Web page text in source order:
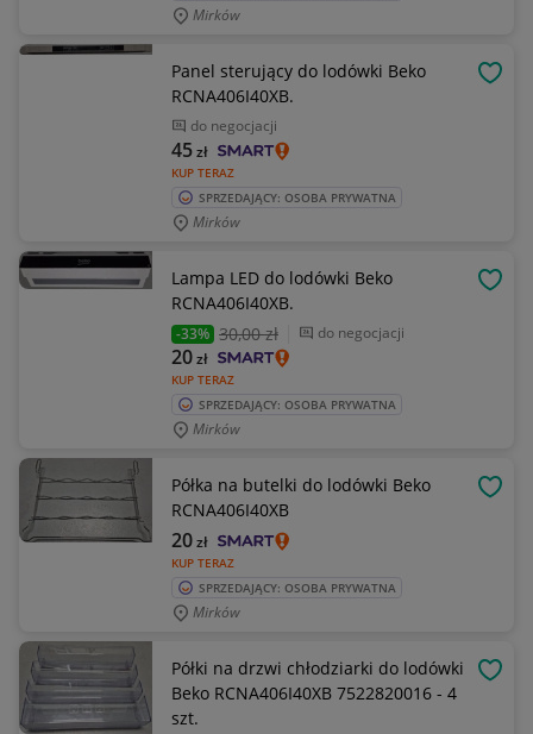
Mirków
Panel sterujący do lodówki Beko
RCNA406I40XB.
do negocjacji
KUP TERAZ
45zł
SPRZEDAJĄCY: OSOBA PRYWATNA
Mirków
Lampa LED do lodówki Beko
RCNA406I40XB.
-33% 30,00 zł do negocjacji
KUP TERAZ
20zł
SPRZEDAJĄCY: OSOBA PRYWATNA
Mirków
Półka na butelki do lodówki Beko
RCNA406I40XB
KUP TERAZ
20zł
SPRZEDAJĄCY: OSOBA PRYWATNA
Mirków
Półki na drzwi chłodziarki do lodówki
Beko RCNA406I40XB 7522820016 - 4
szt.